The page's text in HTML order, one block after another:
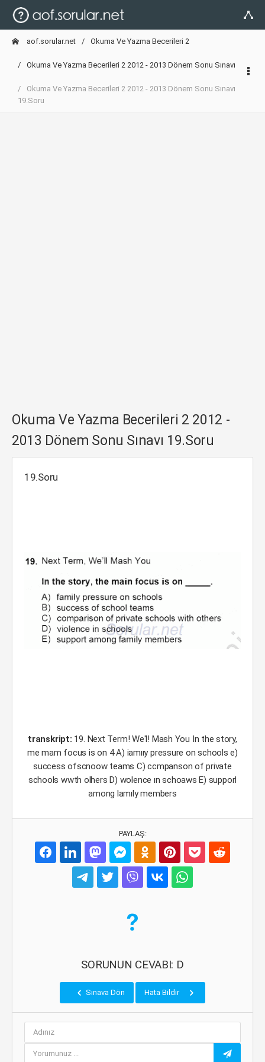
aof.sorular.net Okuma Ve Yazma Becerileri 2
Okuma Ve Yazma Becerileri 2 2012 - 2013 Dönem Sonu Sınavı
Okuma Ve Yazma Becerileri 2 2012 - 2013 Dönem Sonu Sınavı
19.Soru
Okuma Ve Yazma Becerileri 2 2012 -
2013 Dönem Sonu Sınavı 19.Soru
19.Soru
transkript: 19. Next Term! We'l! Mash You In the story,
me mam focus is on 4 A) iamııy pressure on schools e)
success ofscnoow teams C) ccmpanson of private
schools wwth olhers D) wolence ın schoaws E) supporl
among lamıly members
PAYLAŞ:
SORUNUN CEVABI: D
Sınava Dön Hata Bildir